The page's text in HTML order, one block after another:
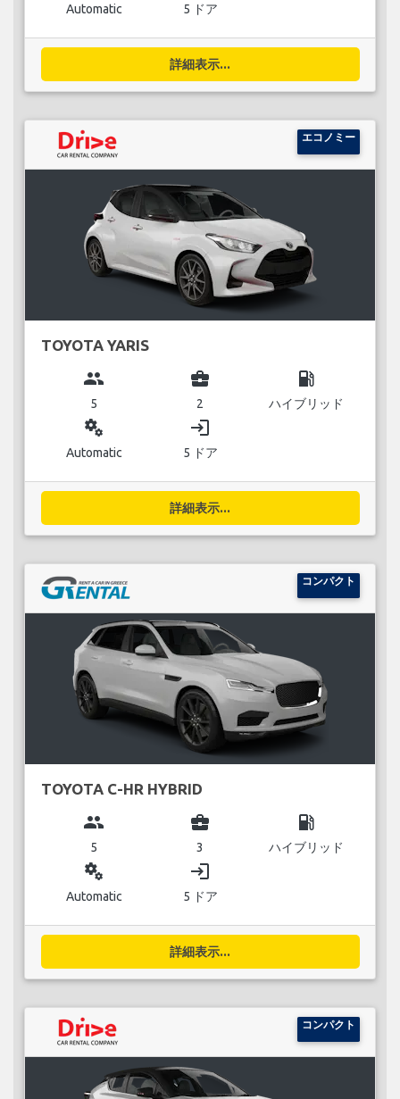
Automatic 5 ドア
詳細表示...
エコノミー
TOYOTA YARIS
group
5
business_center
2
local_gas_station
ハイブリッド
miscellaneous_services
Automatic
login
5 ドア
詳細表示...
コンパクト
TOYOTA C-HR HYBRID
group
5
business_center
3
local_gas_station
ハイブリッド
miscellaneous_services
Automatic
login
5 ドア
詳細表示...
コンパクト